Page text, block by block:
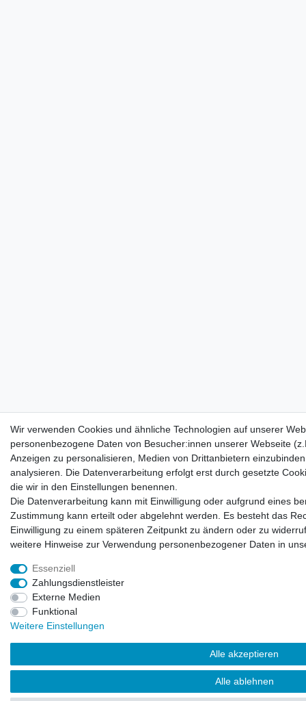
Wir verwenden Cookies und ähnliche Technologien auf unserer
personenbezogene Daten von Besucher:innen unserer Webseite
Anzeigen zu personalisieren, Medien von Drittanbietern
analysieren. Die Datenverarbeitung erfolgt erst durch gesetzte
die wir in den Einstellungen benennen.
Die Datenverarbeitung kann mit Einwilligung oder aufgrund eines
Zustimmung kann erteilt oder abgelehnt werden. Es besteht das
Einwilligung zu einem späteren Zeitpunkt zu ändern oder zu
weitere Hinweise zur Verwendung personenbezogener Daten in
Essenziell
Zahlungsdienstleister
Externe Medien
Funktional
Weitere Einstellungen
Alle akzeptieren
Alle ablehnen